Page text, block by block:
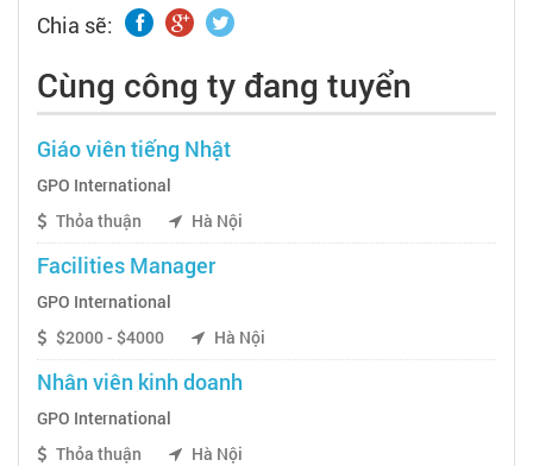
Chia sẽ:
Cùng công ty đang tuyển
Giáo viên tiếng Nhật
GPO International
Thỏa thuận
Hà Nội
Facilities Manager
GPO International
$2000 - $4000
Hà Nội
Nhân viên kinh doanh
GPO International
Thỏa thuận
Hà Nội